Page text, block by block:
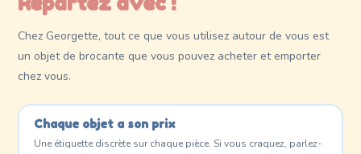
Chez Georgette, tout ce que vous utilisez autour de vous est
un objet de brocante que vous pouvez acheter et emporter
chez vous.
Chaque objet a son prix
Une étiquette discrète sur chaque pièce. Si vous craquez, parlez-